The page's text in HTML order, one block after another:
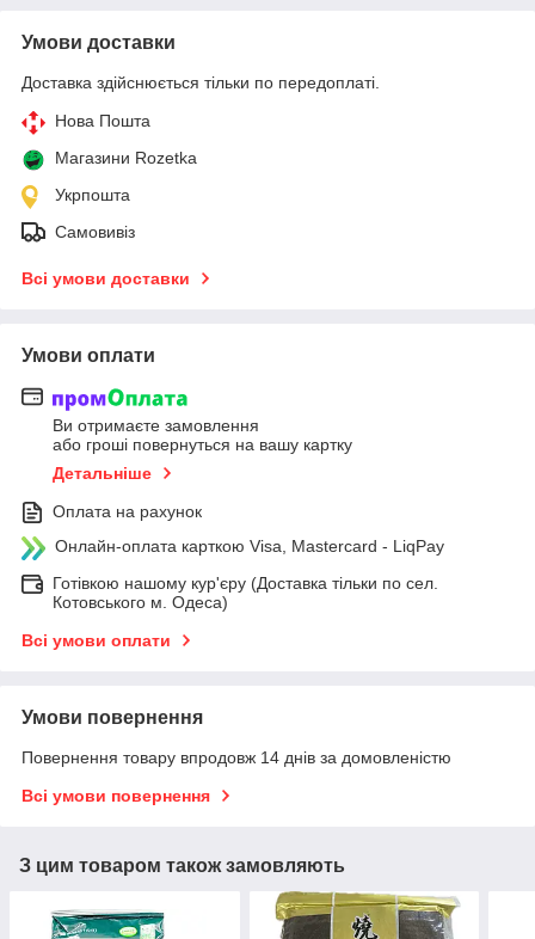
Умови доставки
Доставка здійснюється тільки по передоплаті.
Нова Пошта
Магазини Rozetka
Укрпошта
Самовивіз
Всі умови доставки
Умови оплати
Ви отримаєте замовлення
або гроші повернуться на вашу картку
Детальніше
Оплата на рахунок
Онлайн-оплата карткою Visa, Mastercard - LiqPay
Готівкою нашому кур'єру (Доставка тільки по сел.
Котовського м. Одеса)
Всі умови оплати
Умови повернення
Повернення товару впродовж 14 днів за домовленістю
Всі умови повернення
З цим товаром також замовляють